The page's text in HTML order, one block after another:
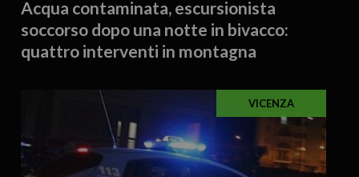
Acqua contaminata, escursionista
soccorso dopo una notte in bivacco:
quattro interventi in montagna
VICENZA